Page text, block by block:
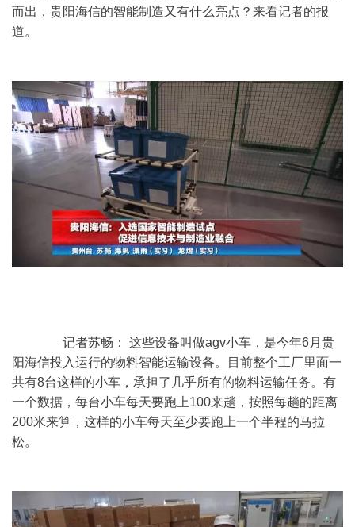
而出，贵阳海信的智能制造又有什么亮点？来看记者的报
道。
阳海信投入运行的物料智能运输设备。目前整个工厂里面一
共有8台这样的小车，承担了几乎所有的物料运输任务。有
一个数据，每台小车每天要跑上100来趟，按照每趟的距离
200米来算，这样的小车每天至少要跑上一个半程的马拉
松。